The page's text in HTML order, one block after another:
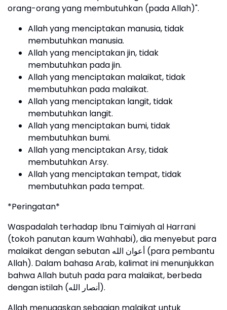
orang-orang yang membutuhkan (pada Allah)".
Allah yang menciptakan manusia, tidak
membutuhkan manusia.
Allah yang menciptakan jin, tidak
membutuhkan pada jin.
Allah yang menciptakan malaikat, tidak
membutuhkan pada malaikat.
Allah yang menciptakan langit, tidak
membutuhkan langit.
Allah yang menciptakan bumi, tidak
membutuhkan bumi.
Allah yang menciptakan Arsy, tidak
membutuhkan Arsy.
Allah yang menciptakan tempat, tidak
membutuhkan pada tempat.
*Peringatan*
Waspadalah terhadap Ibnu Taimiyah al Harrani
(tokoh panutan kaum Wahhabi), dia menyebut para
malaikat dengan sebutan أعوان الله (para pembantu
Allah). Dalam bahasa Arab, kalimat ini menunjukkan
bahwa Allah butuh pada para malaikat, berbeda
dengan istilah (أنصار الله).